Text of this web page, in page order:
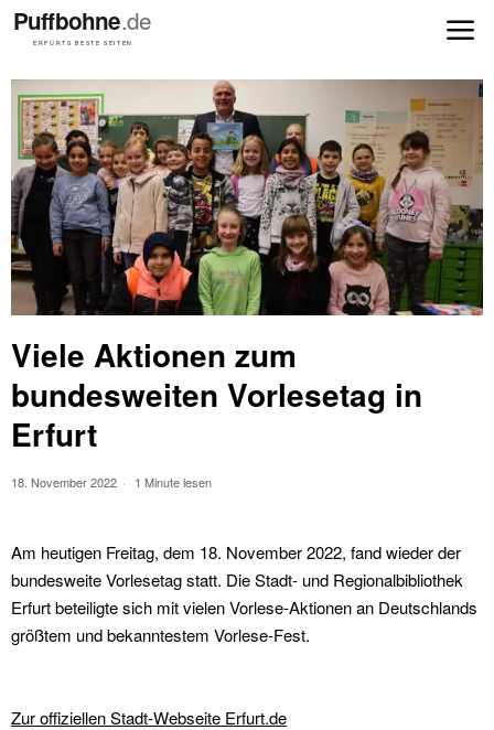
Viele Aktionen zum
bundesweiten Vorlesetag in
Erfurt
18. November 2022 1 Minute lesen
Am heutigen Freitag, dem 18. November 2022, fand wieder der
bundesweite Vorlesetag statt. Die Stadt- und Regionalbibliothek
Erfurt beteiligte sich mit vielen Vorlese-Aktionen an Deutschlands
größtem und bekanntestem Vorlese-Fest.
Zur offiziellen Stadt-Webseite Erfurt.de